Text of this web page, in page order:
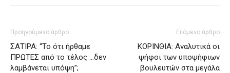
Προηγούμενο άρθρο
ΣΑΤΙΡΑ: “Το ότι ήρθαμε
ΠΡΩΤΕΣ από το τέλος …δεν
λαμβάνεται υπόψη”;
Επόμενο άρθρο
ΚΟΡΙΝΘΙΑ: Αναλυτικά οι
ψήφοι των υποψήφιων
βουλευτών στα μεγάλα